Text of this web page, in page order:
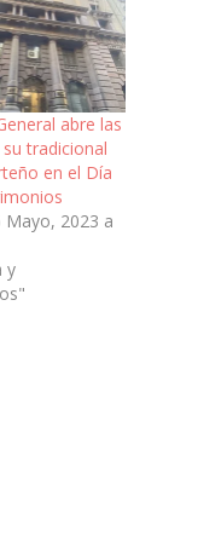
abre las
tradicional
en el Día
Mayo, 2023 a
y